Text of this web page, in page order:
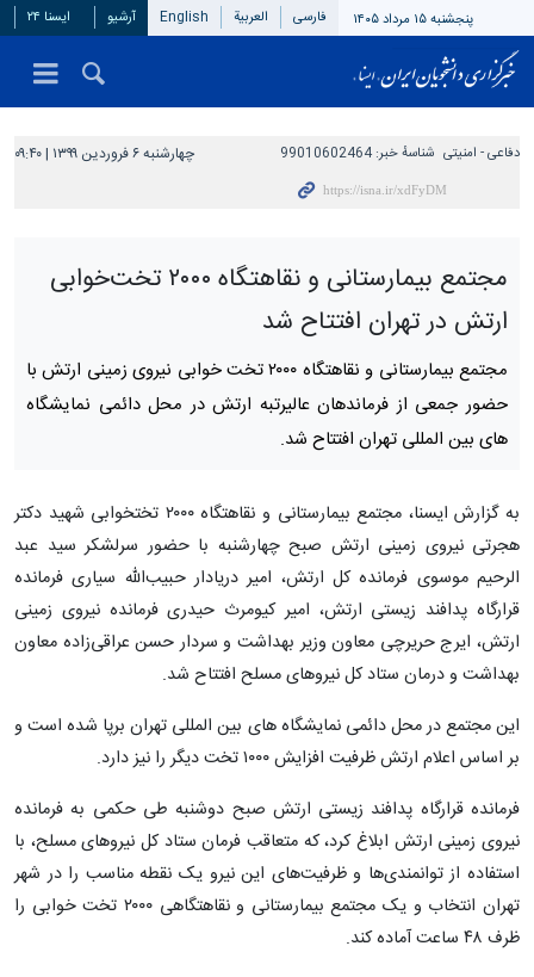
پنجشنبه ۱۵ مرداد ۱۴۰۵ فارسی العربیة English آرشیو ایسنا ۲۴
دفاعی - امنيتی شناسهٔ خبر: 99010602464 چهارشنبه ۶ فروردین ۱۳۹۹ | ۰۹:۴۰
مجتمع بیمارستانی و نقاهتگاه ۲۰۰۰ تخت‌خوابی
ارتش در تهران افتتاح شد
مجتمع بیمارستانی و نقاهتگاه ۲۰۰۰ تخت خوابی نیروی زمینی ارتش با
حضور جمعی از فرماندهان عالیرتبه ارتش در محل دائمی نمایشگاه
های بین المللی تهران افتتاح شد.
به گزارش ایسنا، مجتمع بیمارستانی و نقاهتگاه ۲۰۰۰ تختخوابی شهید دکتر
هجرتی نیروی زمینی ارتش صبح چهارشنبه با حضور سرلشکر سید عبد
الرحیم موسوی فرمانده کل ارتش، امیر دریادار حبیب‌الله سیاری فرمانده
قرارگاه پدافند زیستی ارتش، امیر کیومرث حیدری فرمانده نیروی زمینی
ارتش، ایرج حریرچی معاون وزیر بهداشت و سردار حسن عراقی‌زاده معاون
بهداشت و درمان ستاد کل نیروهای مسلح افتتاح شد.
این مجتمع در محل دائمی نمایشگاه های بین المللی تهران برپا شده است و
بر اساس اعلام ارتش ظرفیت افزایش ۱۰۰۰ تخت دیگر را نیز دارد.
فرمانده قرارگاه پدافند زیستی ارتش صبح دوشنبه طی حکمی به فرمانده
نیروی زمینی ارتش ابلاغ کرد، که متعاقب فرمان ستاد کل نیروهای مسلح، با
استفاده از توانمندی‌ها و ظرفیت‌های این نیرو یک نقطه مناسب را در شهر
تهران انتخاب و یک مجتمع بیمارستانی و نقاهتگاهی ۲۰۰۰ تخت خوابی را
ظرف ۴۸ ساعت آماده کند.